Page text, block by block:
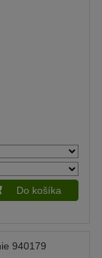
Do košíka
940179